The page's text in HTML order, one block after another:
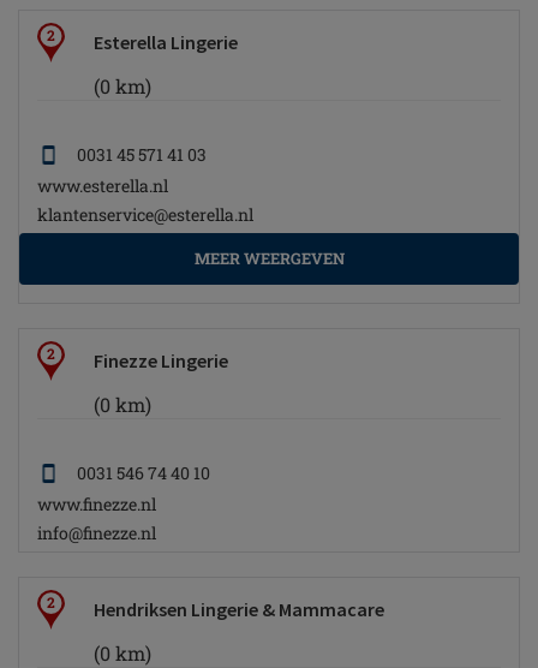
2 Esterella Lingerie
(0 km)
0031 45 571 41 03
www.esterella.nl
klantenservice@esterella.nl
MEER WEERGEVEN
2 Finezze Lingerie
(0 km)
0031 546 74 40 10
www.finezze.nl
info@finezze.nl
2 Hendriksen Lingerie & Mammacare
(0 km)